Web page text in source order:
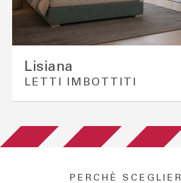
Lisiana
LETTI IMBOTTITI
PERCHÈ